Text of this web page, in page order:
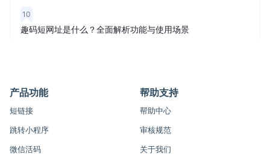
10
趣码短网址是什么？全面解析功能与使用场景
产品功能
短链接
跳转小程序
微信活码
帮助支持
帮助中心
审核规范
关于我们